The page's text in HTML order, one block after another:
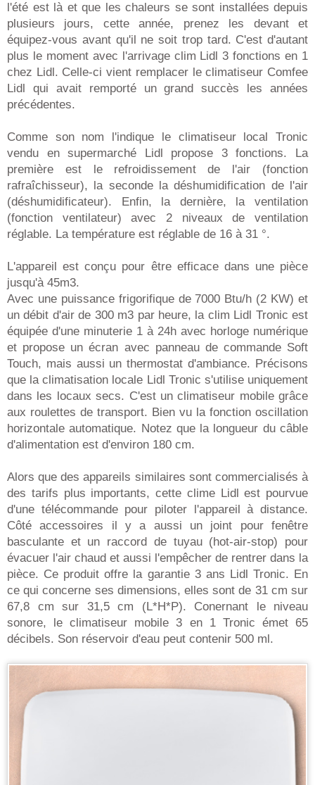
l'été est là et que les chaleurs se sont installées depuis
plusieurs jours, cette année, prenez les devant et
équipez-vous avant qu'il ne soit trop tard. C'est d'autant
plus le moment avec l'arrivage clim Lidl 3 fonctions en 1
chez Lidl. Celle-ci vient remplacer le climatiseur Comfee
Lidl qui avait remporté un grand succès les années
précédentes.
Comme son nom l'indique le climatiseur local Tronic
vendu en supermarché Lidl propose 3 fonctions. La
première est le refroidissement de l'air (fonction
rafraîchisseur), la seconde la déshumidification de l'air
(déshumidificateur). Enfin, la dernière, la ventilation
(fonction ventilateur) avec 2 niveaux de ventilation
réglable. La température est réglable de 16 à 31 °.
L'appareil est conçu pour être efficace dans une pièce
jusqu'à 45m3.
Avec une puissance frigorifique de 7000 Btu/h (2 KW) et
un débit d'air de 300 m3 par heure, la clim Lidl Tronic est
équipée d'une minuterie 1 à 24h avec horloge numérique
et propose un écran avec panneau de commande Soft
Touch, mais aussi un thermostat d'ambiance. Précisons
que la climatisation locale Lidl Tronic s'utilise uniquement
dans les locaux secs. C'est un climatiseur mobile grâce
aux roulettes de transport. Bien vu la fonction oscillation
horizontale automatique. Notez que la longueur du câble
d'alimentation est d'environ 180 cm.
Alors que des appareils similaires sont commercialisés à
des tarifs plus importants, cette clime Lidl est pourvue
d'une télécommande pour piloter l'appareil à distance.
Côté accessoires il y a aussi un joint pour fenêtre
basculante et un raccord de tuyau (hot-air-stop) pour
évacuer l'air chaud et aussi l'empêcher de rentrer dans la
pièce. Ce produit offre la garantie 3 ans Lidl Tronic. En
ce qui concerne ses dimensions, elles sont de 31 cm sur
67,8 cm sur 31,5 cm (L*H*P). Conernant le niveau
sonore, le climatiseur mobile 3 en 1 Tronic émet 65
décibels. Son réservoir d'eau peut contenir 500 ml.